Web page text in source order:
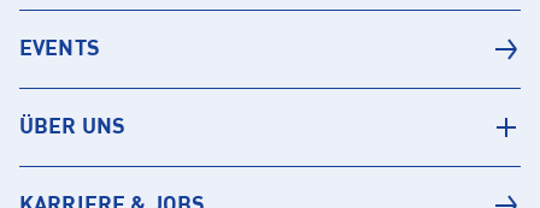
EVENTS
ÜBER UNS